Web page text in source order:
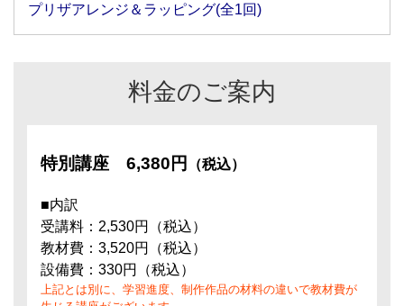
プリザアレンジ＆ラッピング(全1回)
料金のご案内
特別講座 6,380円 （税込）
■内訳
受講料：2,530円（税込）
教材費：3,520円（税込）
設備費：330円（税込）
上記とは別に、学習進度、制作作品の材料の違いで教材費が